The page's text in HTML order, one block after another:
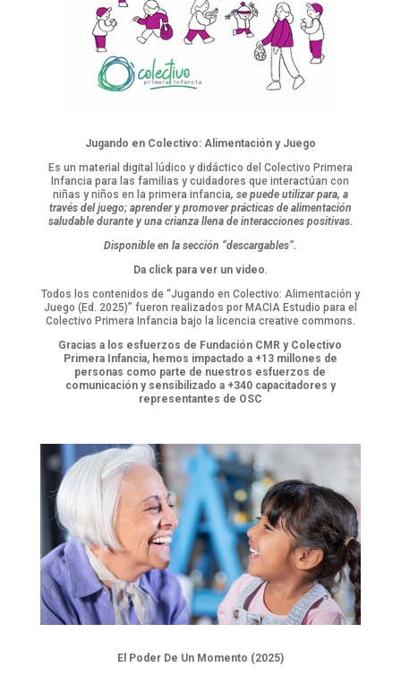
Jugando en Colectivo: Alimentación y Juego
Es un material digital lúdico y didáctico del Colectivo Primera
Infancia para las familias y cuidadores que interactúan con
niñas y niños en la primera infancia, se puede utilizar para, a
través del juego; aprender y promover prácticas de alimentación
saludable durante y una crianza llena de interacciones positivas.
Disponible en la sección “descargables”.
Da click para ver un video.
Todos los contenidos de “Jugando en Colectivo: Alimentación y
Juego (Ed. 2025)” fueron realizados por MACIA Estudio para el
Colectivo Primera Infancia bajo la licencia creative commons.
Gracias a los esfuerzos de Fundación CMR y Colectivo
Primera Infancia, hemos impactado a +13 millones de
personas como parte de nuestros esfuerzos de
comunicación y sensibilizado a +340 capacitadores y
representantes de OSC
El Poder De Un Momento (2025)